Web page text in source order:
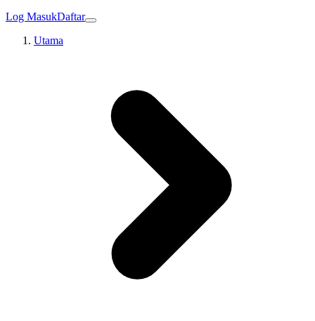
Log MasukDaftar
Utama